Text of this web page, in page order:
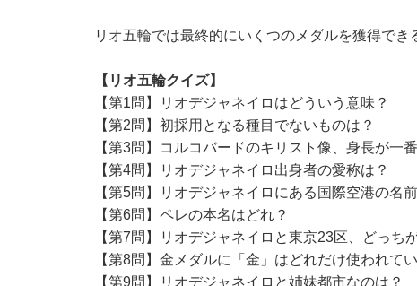
リオ五輪では最終的にいくつのメダルを獲得でき
【リオ五輪クイズ】
【第1問】リオデジャネイロはどういう意味？
【第2問】初採用となる種目でないものは？
【第3問】コルコバードのキリスト像、身長が一
【第4問】リオデジャネイロ出身者の愛称は？
【第5問】リオデジャネイロにある国際空港の名
【第6問】ペレの本名はどれ？
【第7問】リオデジャネイロと東京23区、どっち
【第8問】金メダルに「金」はどれだけ使われて
【第9問】リオデジャネイロと姉妹都市なのは？